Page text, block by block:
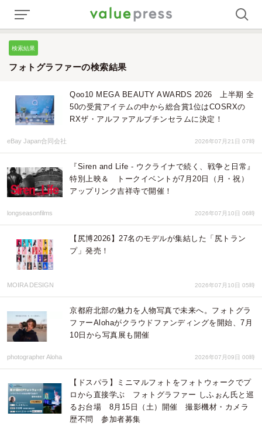
検索結果
フォトグラファーの検索結果
Qoo10 MEGA BEAUTY AWARDS 2026 上半期 全
50の受賞アイテムの中から総合賞1位はCOSRXの
RXザ・アルファアルブチンセラムに決定！
eBay Japan合同会社 2026年07月21日 07時
『Siren and Life - ウクライナで続く、戦争と日常』
特別上映＆ トークイベントが7月20日（月・祝）
アップリンク吉祥寺で開催！
longseasonfilms 2026年07月10日 06時
【尻博2026】27名のモデルが集結した「尻トラン
プ」発売！
MOIRA DESIGN 2026年07月10日 05時
京都府北部の魅力を人物写真で未来へ。フォトグラ
ファーAlohaがクラウドファンディングを開始、7月
10日から写真展も開催
photographer Aloha 2026年07月09日 00時
【ドスパラ】ミニマルフォトをフォトウォークでプ
ロから直接学ぶ フォトグラファー しふぉん氏と巡
るお台場 8月15日（土）開催 撮影機材・カメラ
歴不問 参加者募集